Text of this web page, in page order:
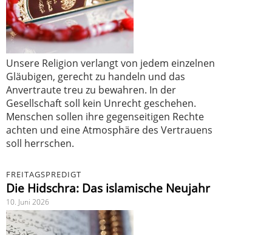
Unsere Religion verlangt von jedem einzelnen
Gläubigen, gerecht zu handeln und das
Anvertraute treu zu bewahren. In der
Gesellschaft soll kein Unrecht geschehen.
Menschen sollen ihre gegenseitigen Rechte
achten und eine Atmosphäre des Vertrauens
soll herrschen.
FREITAGSPREDIGT
Die Hidschra: Das islamische Neujahr
10. Juni 2026